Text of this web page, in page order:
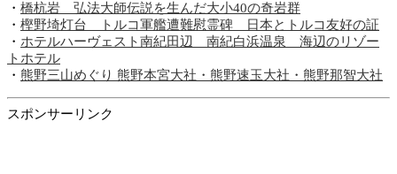
・ 橋杭岩 弘法大師伝説を生んだ大小40の奇岩群
・ 樫野埼灯台 トルコ軍艦遭難慰霊碑 日本とトルコ友好の証
・ ホテルハーヴェスト南紀田辺 南紀白浜温泉 海辺のリゾー
トホテル
・ 熊野三山めぐり 熊野本宮大社・熊野速玉大社・熊野那智大社
スポンサーリンク